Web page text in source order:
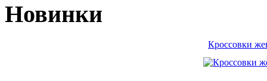
Новинки
Кроссовки